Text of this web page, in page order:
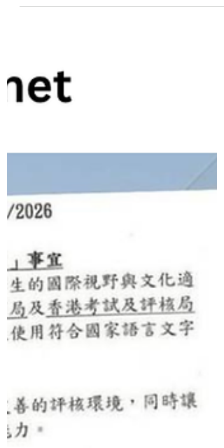
者已經想住帶小朋友去「掃動漫／食拉麵／買
到特區政府最近對去日本旅遊，有「外遊警
示」同安全提醒，咁為咗保障家長同小朋友，
就決定改地方。 其實今次目的地改變，唔係
要重新衡量。今次成都代替東京，只不過家
長、機構、甚至政府都要 take 步快、plan 步
穩。從此以後，無論玩定做事，安全同政策都
係唔可以唔諗嘅事。 港府就話跨境活動要符
見識，背後都可能同政策、國際關係有連繫。
連小朋友遊學團都要咁多考慮，真係有啲無
奈！